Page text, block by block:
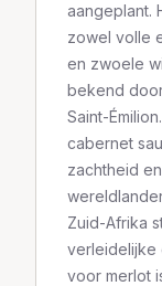
aangeplant.
zowel volle
en zwoele
bekend
Saint-
cabernet
zachtheid
Zuid-Afrika
verleidelijke
voor merlot